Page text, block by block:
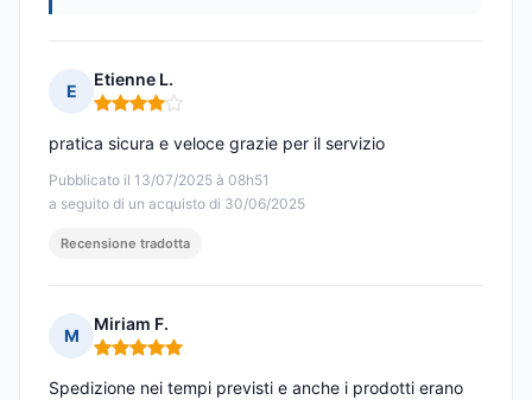
E
Etienne L.
Nota: 4 su 5
Pubblicato il 13/07/2025 à 08h51
a seguito di un acquisto di 30/06/2025
pratica sicura e veloce grazie per il servizio
Recensione tradotta
M
Miriam F.
Nota: 5 su 5
Spedizione nei tempi previsti e anche i prodotti erano